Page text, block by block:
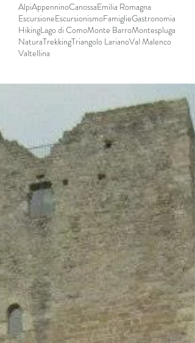
AlpiAppenninoCanossaEmilia Romagna
EscursioneEscursionismoFamiglieGastronomia
HikingLago di ComoMonte BarroMontespluga
NaturaTrekkingTriangolo LarianoVal Malenco
Valtellina